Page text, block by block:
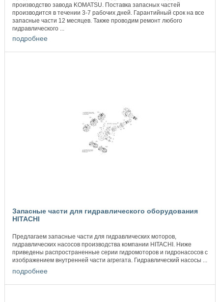
производство завода KOMATSU. Поставка запасных частей
производится в течении 3-7 рабочих дней. Гарантийный срок на все
запасные части 12 месяцев. Также проводим ремонт любого
гидравлического ...
подробнее
Запасные части для гидравлического оборудования
HITACHI
Предлагаем запасные части для гидравлических моторов,
гидравлических насосов производства компании HITACHI. Ниже
приведены распространенные серии гидромоторов и гидронасосов с
изображением внутренней части агрегата. Гидравлический насосы ...
подробнее